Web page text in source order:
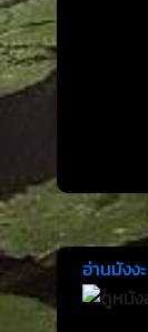
อ่านมังงะ